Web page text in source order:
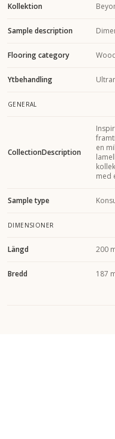
Kollektion
Sample description
Flooring category
Ytbehandling
GENERAL
CollectionDescription
en
med
Sample type
DIMENSIONER
Längd 200
Bredd 187